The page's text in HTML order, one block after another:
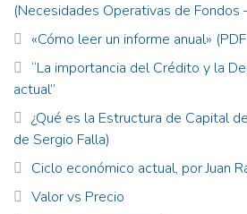
(Necesidades Operativas de Fondos
«Cómo leer un informe anual»
“La importancia del Crédito y la
actual”
¿Qué es la Estructura de Capital
de Sergio Falla)
Ciclo económico actual, por Juan
Valor vs Precio